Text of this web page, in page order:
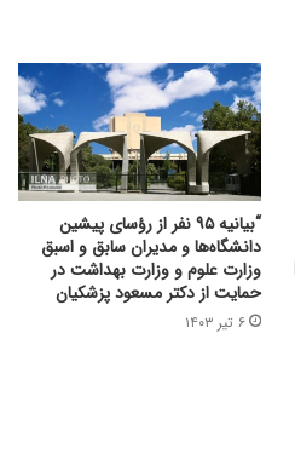
“بیانیه ۹۵ نفر از رؤسای پیشین
دانشگاه‌ها و مدیران سابق و اسبق
وزارت علوم و وزارت بهداشت در
حمایت از دکتر مسعود پزشکیان
۶ تیر ۱۴۰۳